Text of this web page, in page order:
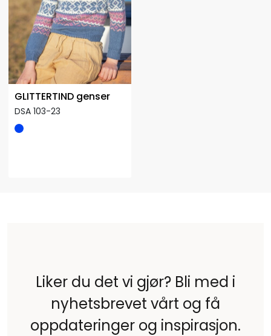
GLITTERTIND genser
DSA 103-23
Liker du det vi gjør? Bli med i
nyhetsbrevet vårt og få
oppdateringer og inspirasjon.